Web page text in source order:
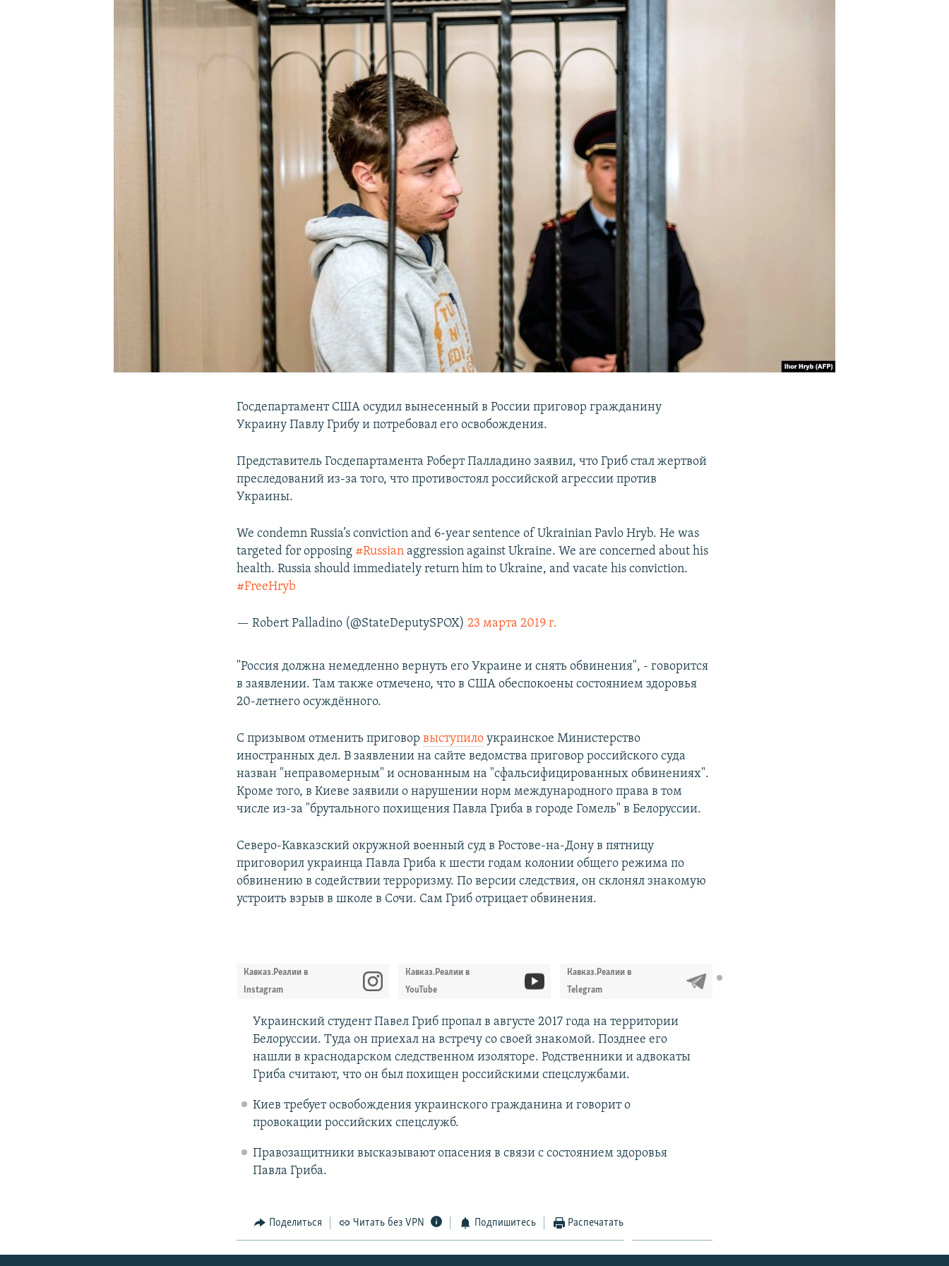
ПОДПИШИТЕСЬ НА РАССЫЛКУ
Госдепартамент США осудил вынесенный в России приговор гражданину
Украину Павлу Грибу и потребовал его освобождения.
Представитель Госдепартамента Роберт Палладино заявил, что Гриб стал жертвой
преследований из-за того, что противостоял российской агрессии против
Украины.
We condemn Russia’s conviction and 6-year sentence of Ukrainian Pavlo Hryb. He was
targeted for opposing #Russian aggression against Ukraine. We are concerned about his
health. Russia should immediately return him to Ukraine, and vacate his conviction.
#FreeHryb
— Robert Palladino (@StateDeputySPOX)23 марта 2019 г.
"Россия должна немедленно вернуть его Украине и снять обвинения", - говорится
в заявлении. Там также отмечено, что в США обеспокоены состоянием здоровья
20-летнего осуждённого.
С призывом отменить приговорвыступило украинское Министерство
иностранных дел. В заявлении на сайте ведомства приговор российского суда
назван "неправомерным" и основанным на "сфальсифицированных обвинениях".
Кроме того, в Киеве заявили о нарушении норм международного права в том
числе из-за "брутального похищения Павла Гриба в городе Гомель" в Белоруссии.
Северо-Кавказский окружной военный суд в Ростове-на-Дону в пятницу
приговорил украинца Павла Гриба к шести годам колонии общего режима по
обвинению в содействии терроризму. По версии следствия, он склонял знакомую
устроить взрыв в школе в Сочи. Сам Гриб отрицает обвинения.
Кавказ.Реалии в
Instagram
Кавказ.Реалии в
YouTube
Кавказ.Реалии в
Telegram
Украинский студент Павел Гриб пропал в августе 2017 года на территории
Белоруссии. Туда он приехал на встречу со своей знакомой. Позднее его
нашли в краснодарском следственном изоляторе. Родственники и адвокаты
Гриба считают, что он был похищен российскими спецслужбами.​
Киев требует освобождения украинского гражданина и говорит о
провокации российских спецслужб.
Правозащитники высказывают опасения в связи с состоянием здоровья
Павла Гриба.
Поделиться Читать без VPN Подпишитесь Распечатать